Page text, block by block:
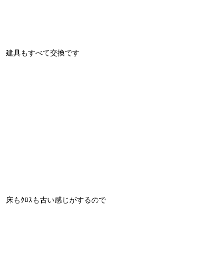
建具もすべて交換です
床もｸﾛｽも古い感じがするので